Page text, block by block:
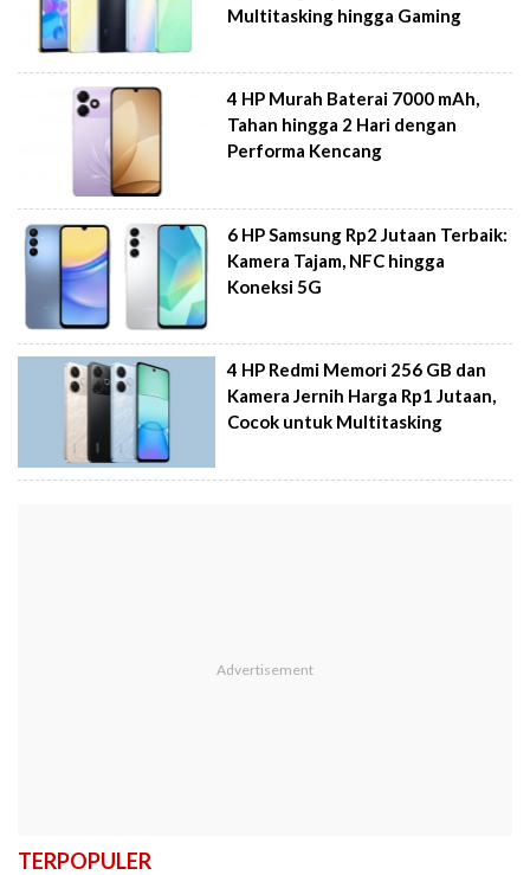
Multitasking hingga Gaming
4 HP Murah Baterai 7000 mAh,
Tahan hingga 2 Hari dengan
Performa Kencang
6 HP Samsung Rp2 Jutaan Terbaik:
Kamera Tajam, NFC hingga
Koneksi 5G
4 HP Redmi Memori 256 GB dan
Kamera Jernih Harga Rp1 Jutaan,
Cocok untuk Multitasking
TERPOPULER